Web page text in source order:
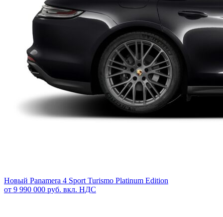
Новый Panamera 4 Sport Turismo Platinum Edition
от 9 990 000 руб. вкл. НДС